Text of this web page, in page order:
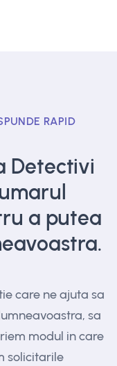
RAPID
Detectivi
a putea
care ne ajuta sa
sa
modul in care
solicitarile